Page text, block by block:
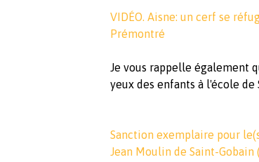
VIDÉO. Aisne: un cerf se
Prémontré
Je vous rappelle également
yeux des enfants à l'école
Sanction exemplaire pour
Jean Moulin de Saint-Gobain